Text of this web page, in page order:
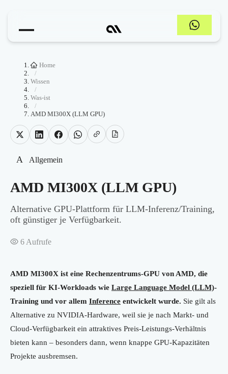
Home
/
Wissen
/
Was-ist
/
AMD MI300X (LLM GPU)
A Allgemein
AMD MI300X (LLM GPU)
Alternative GPU-Plattform für LLM-Inferenz/Training,
oft günstiger je Verfügbarkeit.
6 Aufrufe
AMD MI300X ist eine Rechenzentrums-GPU von AMD, die
speziell für KI-Workloads wie Large Language Model (LLM)-
Training und vor allem Inference entwickelt wurde. Sie gilt als
Alternative zu NVIDIA-Hardware, weil sie je nach Markt- und
Cloud-Verfügbarkeit ein attraktives Preis-Leistungs-Verhältnis
bieten kann – besonders dann, wenn knappe GPU-Kapazitäten
Projekte ausbremsen.